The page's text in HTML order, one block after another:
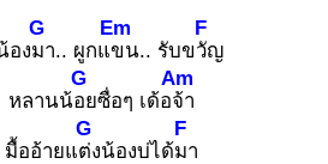
อง
G
มา.. ผูกแ
Em
ขน.. รับข
F
วัญ
หลานน้
G
อยซื่อๆ เด้อ
Am
จ้า
มื้ออ้ายแ
G
ต่งน้องบ่ได้
F
มา